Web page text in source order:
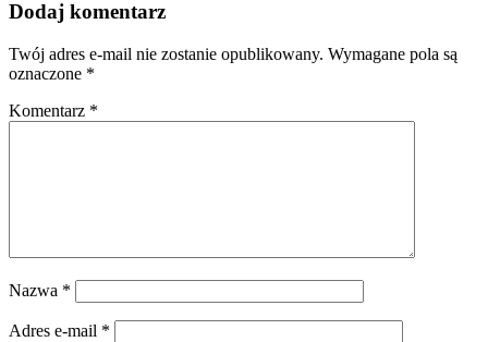
Dodaj komentarz
Twój adres e-mail nie zostanie opublikowany. Wymagane pola są
oznaczone *
Komentarz *
Nazwa *
Adres e-mail *